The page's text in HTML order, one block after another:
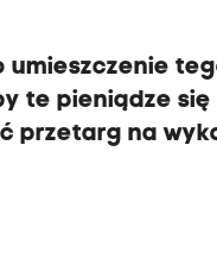
umieszczenie
te pieniądze się
przetarg na